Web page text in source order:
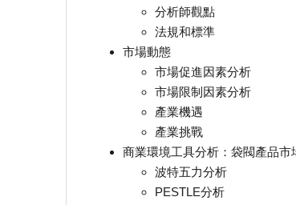
分析師觀點
法規和標準
市場動態
市場促進因素分析
市場限制因素分析
產業機遇
產業挑戰
商業環境工具分析：袋閥產品市
波特五力分析
PESTLE分析